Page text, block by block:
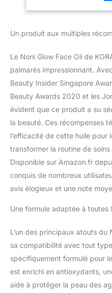
Un produit aux multiples
Le Noni Glow Face Oil de
palmarès impressionnant.
Beauty Insider Singapore
Beauty Awards 2020 et les
évident que ce produit a su
la beauté. Ces récompenses
l’efficacité de cette huile pour
transformer la routine de
Disponible sur Amazon.fr
conquis de nombreux
avis élogieux et une note
Une formule adaptée à toutes
L’un des principaux atouts du
sa compatibilité avec tout
spécifiquement formulé pour
est enrichi en antioxydants,
aide à protéger la peau des